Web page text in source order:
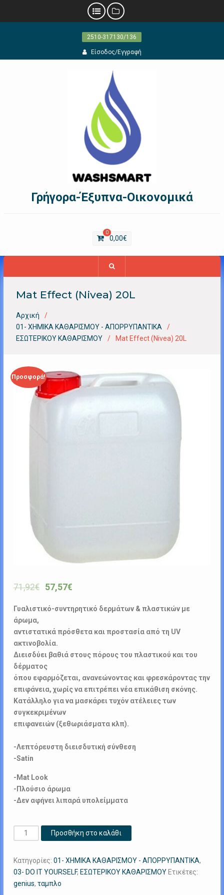
2510-317130/136
Είσοδος/Εγγραφή
Γρήγορα-Έξυπνα-Οικονομικά
0
0,00€
Mat Effect (Nivea) 20L
Αρχική
01- ΧΗΜΙΚΑ ΚΑΘΑΡΙΣΜΟΥ - ΑΠΟΡΡΥΠΑΝΤΙΚΑ
ΕΣΩΤΕΡΙΚΟΥ ΚΑΘΑΡΙΣΜΟΥ
Mat Effect (Nivea) 20L
Προσφορά!
71,92€ 57,57€
Γυαλιστικό-συντηρητικό δερμάτων & πλαστικών με
άρωμα,
αντιστατικά πρόσθετα και προστασία από τη UV
ακτινοβολία.
Διεισδύει βαθιά στους πόρους του πλαστικού και του
δέρματος
όπου εφαρμόζεται, ανανεώνοντας και φρεσκάροντας την
επιφάνεια, χωρίς να επιτρέπει νέα επικάθιση σκόνης.
Κατάλληλο για να μασκάρει τυχόν ατέλειες των
συγκεκριμένων
επιφανειών (ξεθωριάσματα κλπ).
-Λεπτόρευστη διεισδυτική σύνθεση
-Satin
-Mat Look
-Πλούσιο άρωμα
-Δεν αφήνει λιπαρά υπολείμματα
Mat
Effect
20L
ποσότητα
Προσθήκη στο καλάθι
Κατηγορίες: 01- ΧΗΜΙΚΑ ΚΑΘΑΡΙΣΜΟΥ - ΑΠΟΡΡΥΠΑΝΤΙΚΑ,
03- DO IT YOURSELF, ΕΣΩΤΕΡΙΚΟΥ ΚΑΘΑΡΙΣΜΟΥ Ετικέτες:
genius, ταμπλο